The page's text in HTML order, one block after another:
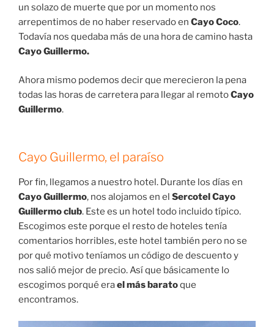
un solazo de muerte que por un momento nos
arrepentimos de no haber reservado en Cayo Coco.
Todavía nos quedaba más de una hora de camino hasta
Cayo Guillermo.
Ahora mismo podemos decir que merecieron la pena
todas las horas de carretera para llegar al remotoCayo
Guillermo.
Cayo Guillermo, el paraíso
Por fin, llegamos a nuestro hotel. Durante los días en
Cayo Guillermo, nos alojamos en el Sercotel Cayo
Guillermo club. Este es un hotel todo incluido típico.
Escogimos este porque el resto de hoteles tenía
comentarios horribles, este hotel también pero no se
por qué motivo teníamos un código de descuento y
nos salió mejor de precio. Así que básicamente lo
escogimos porqué erael más baratoque
encontramos.